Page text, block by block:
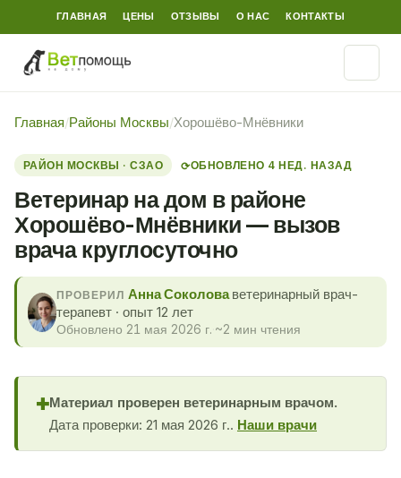
ГЛАВНАЯ ЦЕНЫ ОТЗЫВЫ О НАС КОНТАКТЫ
Главная/Районы Москвы/Хорошёво-Мнёвники
РАЙОН МОСКВЫ · СЗАО ⟳ОБНОВЛЕНО 4 НЕД. НАЗАД
Ветеринар на дом в районе
Хорошёво-Мнёвники — вызов
врача круглосуточно
ПРОВЕРИЛ Анна Соколоваветеринарный врач-
терапевт · опыт 12 лет
Обновлено 21 мая 2026 г. ~2 мин чтения
✚Материал проверен ветеринарным врачом.
Дата проверки: 21 мая 2026 г.. Наши врачи